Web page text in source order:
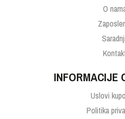
O
INFORMACIJE
Uslovi
Politika